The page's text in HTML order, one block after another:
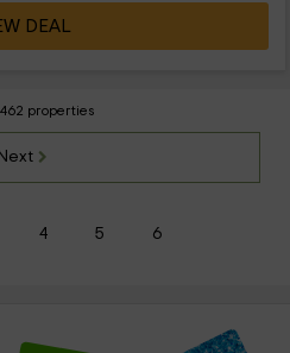
DEAL
462 properties
Next
4 5 6